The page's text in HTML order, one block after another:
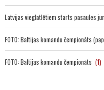
Latvijas vieglatlētiem starts pasaules
FOTO: Baltijas komandu čempionāts
FOTO: Baltijas komandu čempionāts (1)